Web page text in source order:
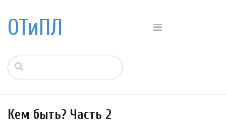
ОТиПЛ
Кем быть? Часть 2